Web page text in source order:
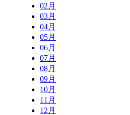
02月
03月
04月
05月
06月
07月
08月
09月
10月
11月
12月